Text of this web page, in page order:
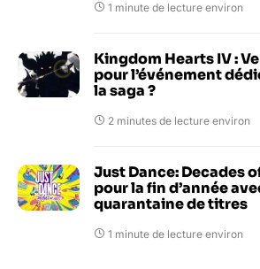
1 minute de lecture environ
Kingdom Hearts IV :
pour l’événement
la saga ?
2 minutes de lecture environ
Just Dance: Decades
pour la fin d’année
quarantaine de titres
1 minute de lecture environ